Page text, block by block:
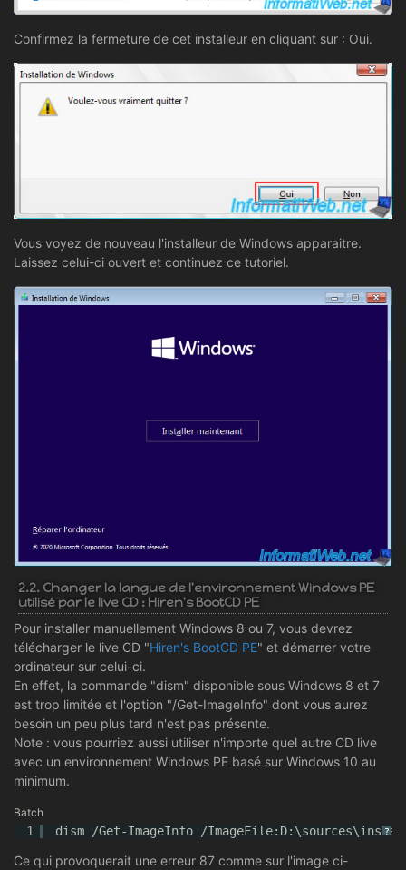
Confirmez la fermeture de cet installeur en cliquant sur : Oui.
Vous voyez de nouveau l'installeur de Windows apparaitre.
Laissez celui-ci ouvert et continuez ce tutoriel.
2.2. Changer la langue de l'environnement Windows PE
utilisé par le live CD : Hiren's BootCD PE
Pour installer manuellement Windows 8 ou 7, vous devrez
télécharger le live CD "Hiren's BootCD PE" et démarrer votre
ordinateur sur celui-ci.
En effet, la commande "dism" disponible sous Windows 8 et 7
est trop limitée et l'option "/Get-ImageInfo" dont vous aurez
besoin un peu plus tard n'est pas présente.
Note : vous pourriez aussi utiliser n'importe quel autre CD live
avec un environnement Windows PE basé sur Windows 10 au
minimum.
Batch
?
1 dism /Get-ImageInfo /
Ce qui provoquerait une erreur 87 comme sur l'image ci-